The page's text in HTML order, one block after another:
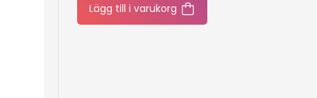
Lägg till i varukorg